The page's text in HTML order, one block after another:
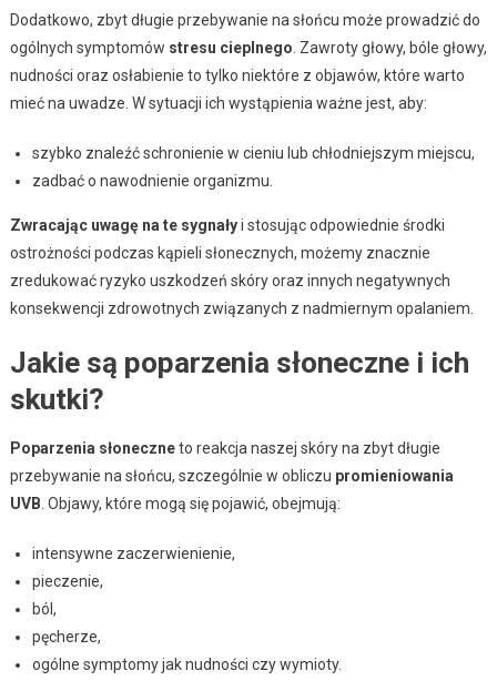
Dodatkowo, zbyt długie przebywanie na słońcu może prowadzić do
ogólnych symptomów stresu cieplnego . Zawroty głowy, bóle głowy,
nudności oraz osłabienie to tylko niektóre z objawów, które warto
mieć na uwadze. W sytuacji ich wystąpienia ważne jest, aby:
szybko znaleźć schronienie w cieniu lub chłodniejszym miejscu,
zadbać o nawodnienie organizmu.
Zwracając uwagę na te sygnałyi stosując odpowiednie środki
ostrożności podczas kąpieli słonecznych, możemy znacznie
zredukować ryzyko uszkodzeń skóry oraz innych negatywnych
konsekwencji zdrowotnych związanych z nadmiernym opalaniem.
Jakie są poparzenia słoneczne i ich
skutki?
Poparzenia słoneczneto reakcja naszej skóry na zbyt długie
przebywanie na słońcu, szczególnie w obliczu promieniowania
UVB . Objawy, które mogą się pojawić, obejmują:
intensywne zaczerwienienie,
pieczenie,
ból,
pęcherze,
ogólne symptomy jak nudności czy wymioty.